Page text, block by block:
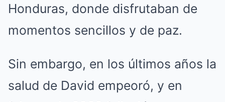
Honduras, donde disfrutaban de
momentos sencillos y de paz.
Sin embargo, en los últimos años la
salud de David empeoró, y en